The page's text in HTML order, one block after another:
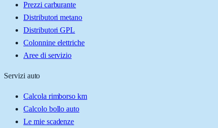
Prezzi carburante
Distributori metano
Distributori GPL
Colonnine elettriche
Aree di servizio
Servizi auto
Calcola rimborso km
Calcolo bollo auto
Le mie scadenze